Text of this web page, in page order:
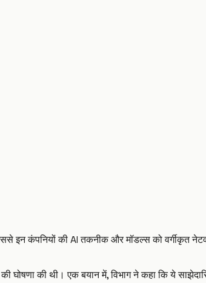
कंपनियों की AI तकनीक और मॉडल्स को वर्गीकृत
की थी। एक बयान में, विभाग ने कहा कि ये